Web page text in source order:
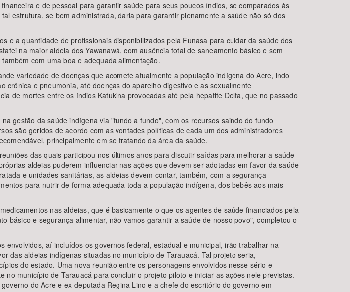
e de pessoal para garantir saúde para seus poucos índios, se comparados às
estrutura, se bem administrada, daria para garantir plenamente a saúde não só dos
e a quantidade de profissionais disponibilizados pela Funasa para cuidar da saúde dos
na maior aldeia dos Yawanawá, com ausência total de saneamento básico e sem
com uma boa e adequada alimentação.
variedade de doenças que acomete atualmente a população indígena do Acre, indo
crônica e pneumonia, até doenças do aparelho digestivo e as sexualmente
de mortes entre os índios Katukina provocadas até pela hepatite Delta, que no passado
gestão da saúde indígena via "fundo a fundo", com os recursos saindo do fundo
são geridos de acordo com as vontades políticas de cada um dos administradores
principalmente em se tratando da área da saúde.
das quais participou nos últimos anos para discutir saídas para melhorar a saúde
aldeias puderem influenciar nas ações que devem ser adotadas em favor da saúde
e unidades sanitárias, as aldeias devem contar, também, com a segurança
para nutrir de forma adequada toda a população indígena, dos bebês aos mais
nas aldeias, que é basicamente o que os agentes de saúde financiados pela
básico e segurança alimentar, não vamos garantir a saúde de nosso povo", completou o
aí incluídos os governos federal, estadual e municipal, irão trabalhar na
das aldeias indígenas situadas no município de Tarauacá. Tal projeto seria,
do estado. Uma nova reunião entre os personagens envolvidos nesse sério e
município de Tarauacá para concluir o projeto piloto e iniciar as ações nele previstas.
do Acre e ex-deputada Regina Lino e a chefe do escritório do governo em